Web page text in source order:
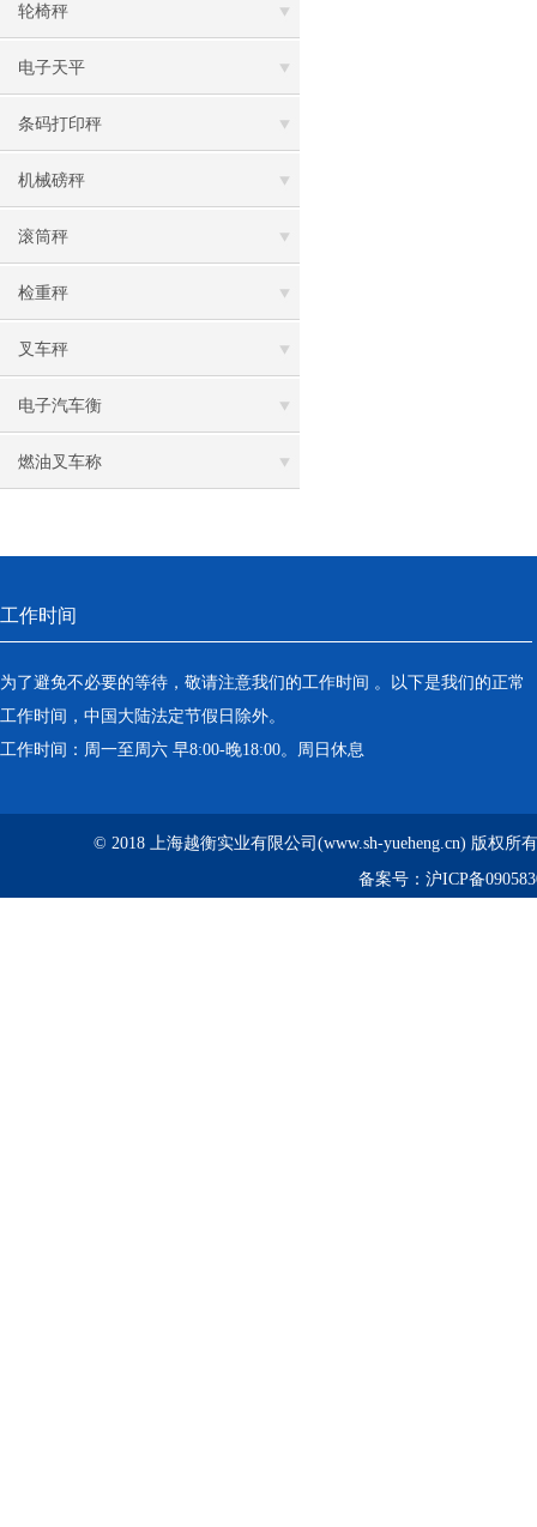
轮椅秤
电子天平
条码打印秤
机械磅秤
滚筒秤
检重秤
叉车秤
电子汽车衡
燃油叉车称
工作时间
为了避免不必要的等待，敬请注意我们的工作时间 。以下是我们的正常
工作时间，中国大陆法定节假日除外。
工作时间：周一至周六 早8:00-晚18:00。周日休息
© 2018 上海越衡实业有限公司(www.sh-yueheng.cn) 版权所
备案号： 沪ICP备